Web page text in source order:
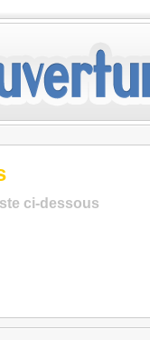
ci-dessous